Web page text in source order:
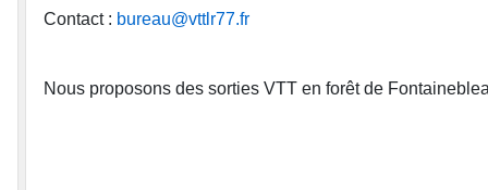
Contact : bureau@vttlr77.fr
Nous proposons des sorties VTT en forêt de